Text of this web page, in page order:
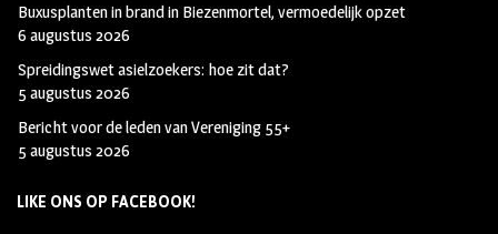
Buxusplanten in brand in Biezenmortel, vermoedelijk opzet
6 augustus 2026
Spreidingswet asielzoekers: hoe zit dat?
5 augustus 2026
Bericht voor de leden van Vereniging 55+
5 augustus 2026
LIKE ONS OP FACEBOOK!